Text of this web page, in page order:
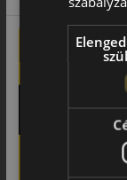
Komfort és
Csendes futás és
Felhasználási
Összegzés
Az N'Fera Primus